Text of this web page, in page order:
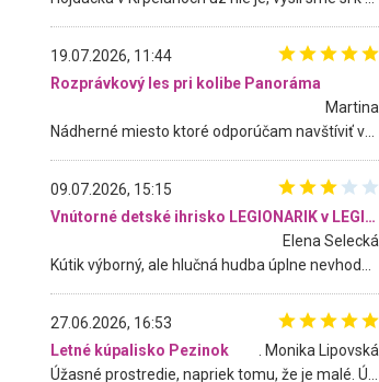
19.07.2026, 11:44
Rozprávkový les pri kolibe Panoráma
Martina
09.07.2026, 15:15
Vnútorné detské ihrisko LEGIONARIK v LEGIA Fitness
Elena Selecká
27.06.2026, 16:53
Letné kúpalisko Pezinok
. Monika Lipovská